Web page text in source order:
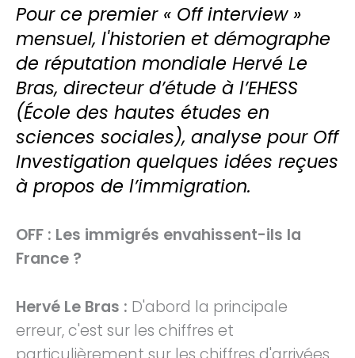
Pour ce premier « Off interview »
mensuel, l'historien et démographe
de réputation mondiale Hervé Le
Bras, directeur d’étude à l’EHESS
(École des hautes études en
sciences sociales), analyse pour Off
Investigation quelques idées reçues
à propos de l’immigration.
OFF : Les immigrés envahissent-ils la
France ?
Hervé Le Bras : D'abord la principale
erreur, c'est sur les chiffres et